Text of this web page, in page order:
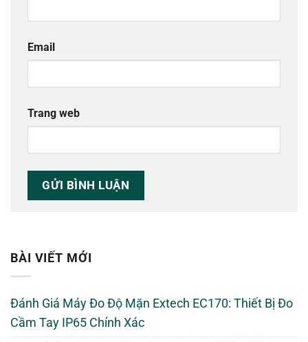
Email
Trang web
BÀI VIẾT MỚI
Đánh Giá Máy Đo Độ Mặn Extech EC170: Thiết Bị Đo
Cầm Tay IP65 Chính Xác